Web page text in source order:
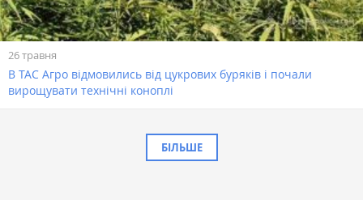
26 травня
В ТАС Агро відмовились від цукрових буряків і почали
вирощувати технічні коноплі
БІЛЬШЕ